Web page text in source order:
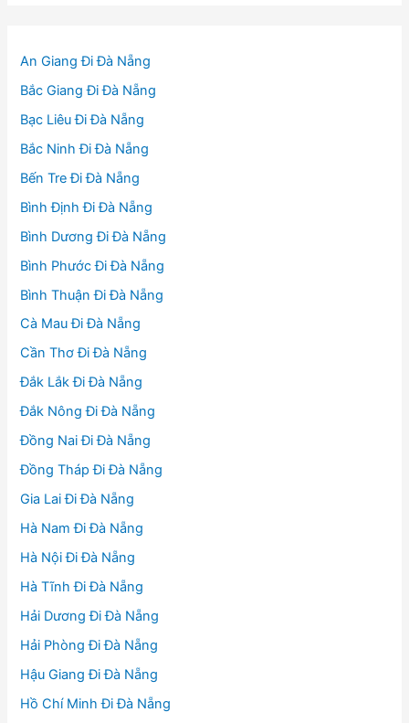
An Giang Đi Đà Nẵng
Bắc Giang Đi Đà Nẵng
Bạc Liêu Đi Đà Nẵng
Bắc Ninh Đi Đà Nẵng
Bến Tre Đi Đà Nẵng
Bình Định Đi Đà Nẵng
Bình Dương Đi Đà Nẵng
Bình Phước Đi Đà Nẵng
Bình Thuận Đi Đà Nẵng
Cà Mau Đi Đà Nẵng
Cần Thơ Đi Đà Nẵng
Đắk Lắk Đi Đà Nẵng
Đắk Nông Đi Đà Nẵng
Đồng Nai Đi Đà Nẵng
Đồng Tháp Đi Đà Nẵng
Gia Lai Đi Đà Nẵng
Hà Nam Đi Đà Nẵng
Hà Nội Đi Đà Nẵng
Hà Tĩnh Đi Đà Nẵng
Hải Dương Đi Đà Nẵng
Hải Phòng Đi Đà Nẵng
Hậu Giang Đi Đà Nẵng
Hồ Chí Minh Đi Đà Nẵng